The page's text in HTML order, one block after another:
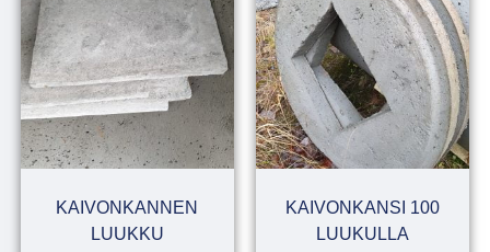
KAIVONKANNEN
LUUKKU
KAIVONKANSI 100
LUUKULLA